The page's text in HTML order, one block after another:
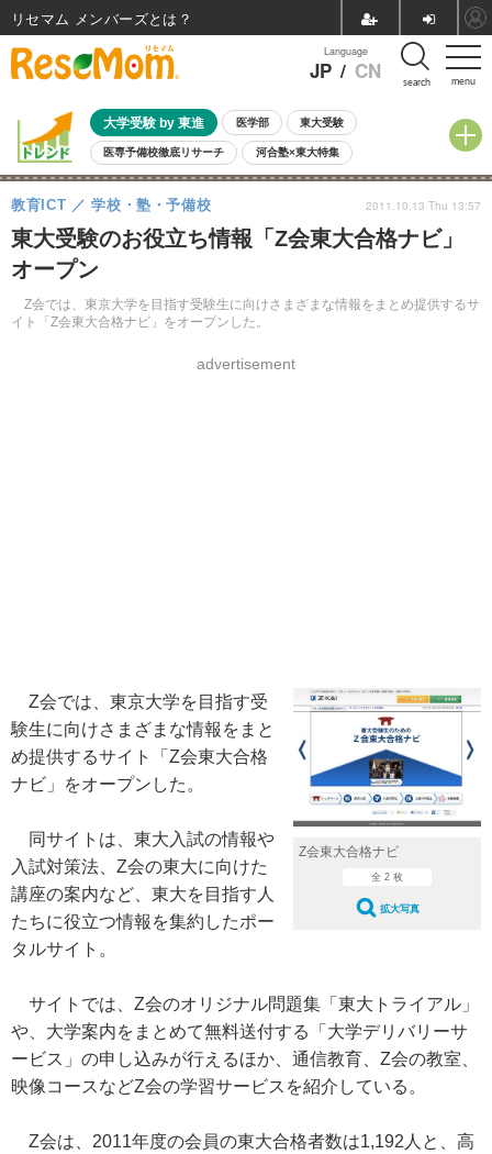
menu
Language
JP / CN search
大学受験 by 東進 医学部 東大受験
医専予備校徹底リサーチ 河合塾×東大特集
親子で考える大学選び 高校受験 中学受験 小学校受験
共通テスト 夏休み 8月開催学校説明会・相談会
8月開催イベント・WS 全国公立高校 過去問 人気記事
自由研究教材（小学生向け）
東大受験のお役立ち情報「Z会東大合格ナビ」
オープン
Z会では、東京大学を目指す受験生に向けさまざまな情報をまとめ提供するサ
イト「Z会東大合格ナビ」をオープンした。
教育ICT 学校・塾・予備校
advertisement
2011.10.13 Thu 13:57
Z会東大合格ナビ
全 2 枚
拡大写真
Z会では、東京大学を目指す受
験生に向けさまざまな情報をまと
め提供するサイト「Z会東大合格
ナビ」をオープンした。
同サイトは、東大入試の情報や
入試対策法、Z会の東大に向けた
講座の案内など、東大を目指す人
たちに役立つ情報を集約したポー
タルサイト。
サイトでは、Z会のオリジナル問題集「東大トライアル」
や、大学案内をまとめて無料送付する「大学デリバリーサ
ービス」の申し込みが行えるほか、通信教育、Z会の教室、
映像コースなどZ会の学習サービスを紹介している。
Z会は、2011年度の会員の東大合格者数は1,192人と、高
リセマム メンバーズ